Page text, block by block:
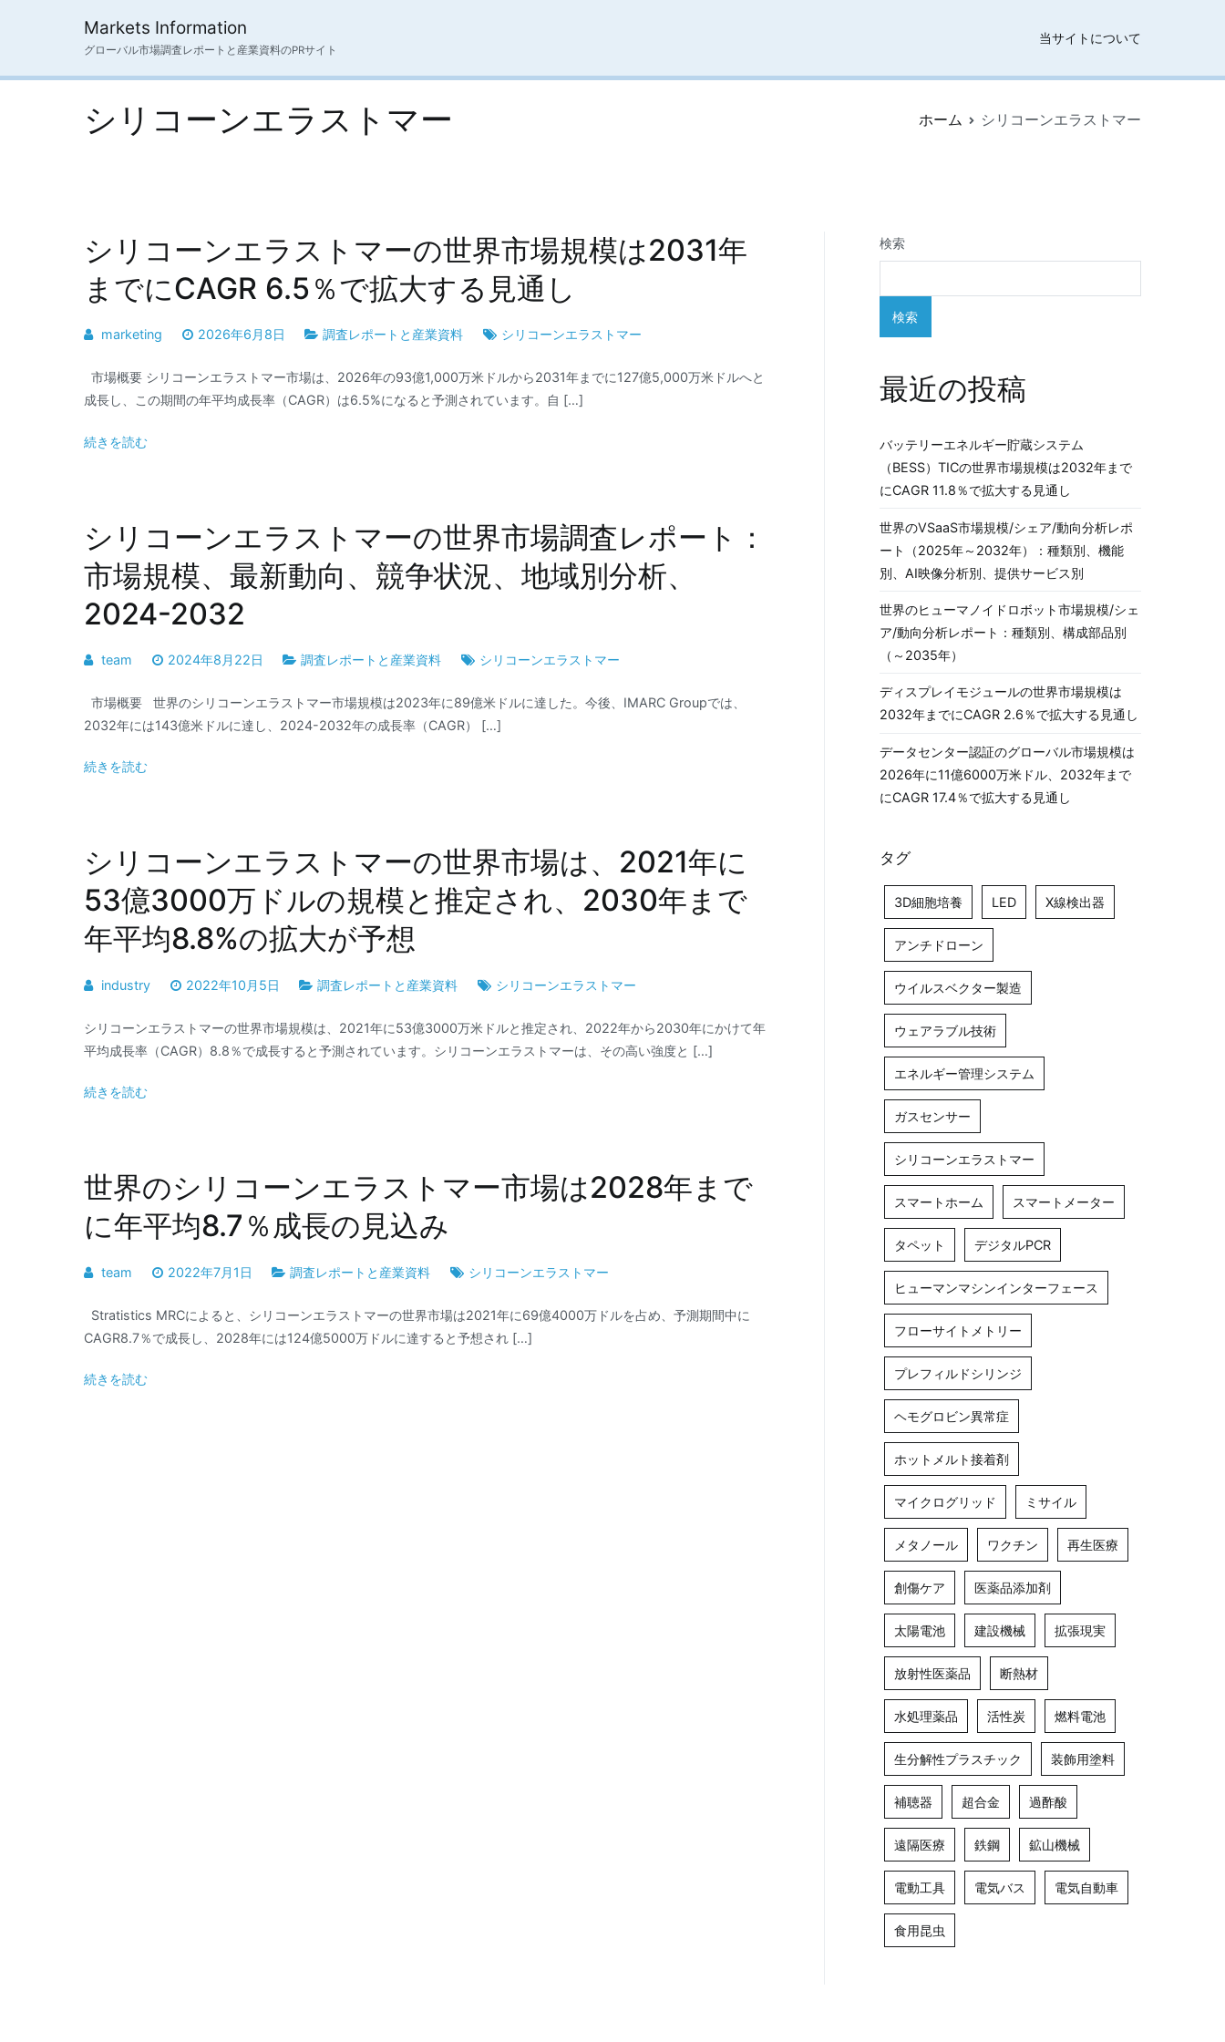
ス
Markets Information
グローバル市場調査レポートと産業資料のPRサイト
当サイトについて
シリコーンエラストマー ホーム シリコーンエラストマー
シリコーンエラストマーの世界市場規模は2031年
までにCAGR 6.5％で拡大する見通し
marketing 2026年6月8日 調査レポートと産業資料 シリコーンエラストマー
市場概要 シリコーンエラストマー市場は、2026年の93億1,000万米ドルから2031年までに127億5,000万米ドルへと
成長し、この期間の年平均成長率（CAGR）は6.5%になると予測されています。自 […]
続きを読む
シリコーンエラストマーの世界市場調査レポート：
市場規模、最新動向、競争状況、地域別分析、
2024-2032
team 2024年8月22日 調査レポートと産業資料 シリコーンエラストマー
市場概要 世界のシリコーンエラストマー市場規模は2023年に89億米ドルに達した。今後、IMARC Groupでは、
2032年には143億米ドルに達し、2024-2032年の成長率（CAGR） […]
続きを読む
シリコーンエラストマーの世界市場は、2021年に
53億3000万ドルの規模と推定され、2030年まで
年平均8.8%の拡大が予想
industry 2022年10月5日 調査レポートと産業資料 シリコーンエラストマー
シリコーンエラストマーの世界市場規模は、2021年に53億3000万米ドルと推定され、2022年から2030年にかけて年
平均成長率（CAGR）8.8％で成長すると予測されています。シリコーンエラストマーは、その高い強度と […]
続きを読む
世界のシリコーンエラストマー市場は2028年まで
に年平均8.7％成長の見込み
team 2022年7月1日 調査レポートと産業資料 シリコーンエラストマー
Stratistics MRCによると、シリコーンエラストマーの世界市場は2021年に69億4000万ドルを占め、予測期間中に
CAGR8.7％で成長し、2028年には124億5000万ドルに達すると予想され […]
続きを読む
検索
検索
最近の投稿
バッテリーエネルギー貯蔵システム
（BESS）TICの世界市場規模は2032年まで
にCAGR 11.8％で拡大する見通し
世界のVSaaS市場規模/シェア/動向分析レポ
ート（2025年～2032年）：種類別、機能
別、AI映像分析別、提供サービス別
世界のヒューマノイドロボット市場規模/シェ
ア/動向分析レポート：種類別、構成部品別
（～2035年）
ディスプレイモジュールの世界市場規模は
2032年までにCAGR 2.6％で拡大する見通し
データセンター認証のグローバル市場規模は
2026年に11億6000万米ドル、2032年まで
にCAGR 17.4％で拡大する見通し
タグ
3D細胞培養 LED X線検出器
アンチドローン
ウイルスベクター製造
ウェアラブル技術
エネルギー管理システム
ガスセンサー
シリコーンエラストマー
スマートホーム スマートメーター
タペット デジタルPCR
ヒューマンマシンインターフェース
フローサイトメトリー
プレフィルドシリンジ
ヘモグロビン異常症
ホットメルト接着剤
マイクログリッド ミサイル
メタノール ワクチン 再生医療
創傷ケア 医薬品添加剤
太陽電池 建設機械 拡張現実
放射性医薬品 断熱材
水処理薬品 活性炭 燃料電池
生分解性プラスチック 装飾用塗料
補聴器 超合金 過酢酸
遠隔医療 鉄鋼 鉱山機械
電動工具 電気バス 電気自動車
食用昆虫